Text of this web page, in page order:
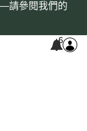
請參閱我們的
6